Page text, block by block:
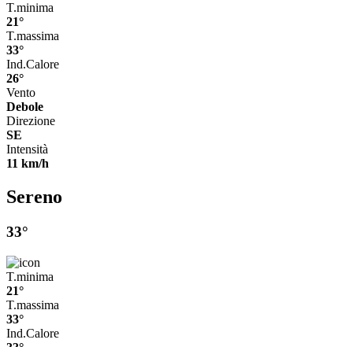
T.minima
21°
T.massima
33°
Ind.Calore
26°
Vento
Debole
Direzione
SE
Intensità
11 km/h
Sereno
33°
T.minima
21°
T.massima
33°
Ind.Calore